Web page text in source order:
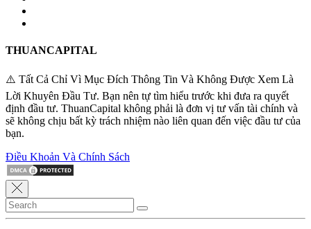
THUANCAPITAL
⚠️ Tất Cả Chỉ Vì Mục Đích Thông Tin Và Không Được Xem Là
Lời Khuyên Đầu Tư. Bạn nên tự tìm hiểu trước khi đưa ra quyết
định đầu tư. ThuanCapital không phải là đơn vị tư vấn tài chính và
sẽ không chịu bất kỳ trách nhiệm nào liên quan đến việc đầu tư của
bạn.
Điều Khoản Và Chính Sách